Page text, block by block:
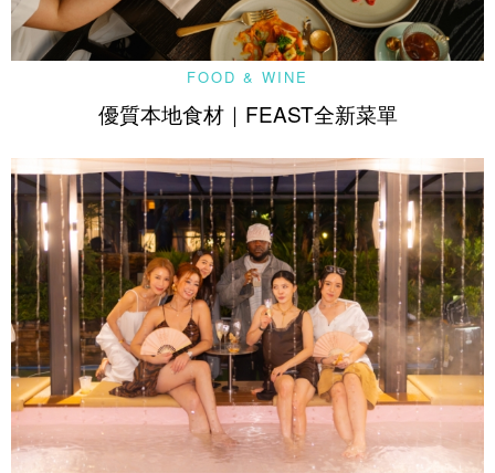
FOOD & WINE
優質本地食材｜FEAST全新菜單